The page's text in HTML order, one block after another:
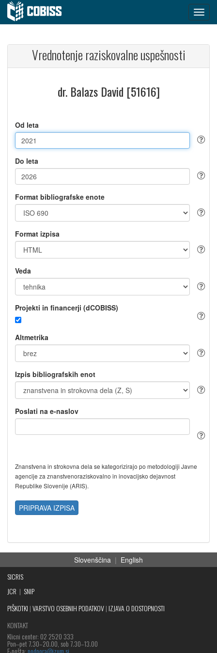
Vrednotenje raziskovalne uspešnosti
dr. Balazs David [51616]
Od leta
Do leta
Format bibliografske enote
Format izpisa
Veda
Projekti in financerji (dCOBISS)
Altmetrika
Izpis bibliografskih enot
Poslati na e-naslov
Znanstvena in strokovna dela se kategorizirajo po metodologiji Javne
agencije za znanstvenoraziskovalno in inovacijsko dejavnost
Republike Slovenije (ARIS).
PRIPRAVA IZPISA
Slovenščina | English
SICRIS
JCR | SNIP
PIŠKOTKI |VARSTVO OSEBNIH PODATKOV| IZJAVA O DOSTOPNOSTI
KONTAKT
Klicni center: 02 2520 333
Pon‒pet 7.30–20.00, sob 7.30–13.00
E-pošta: podpora@izum.si